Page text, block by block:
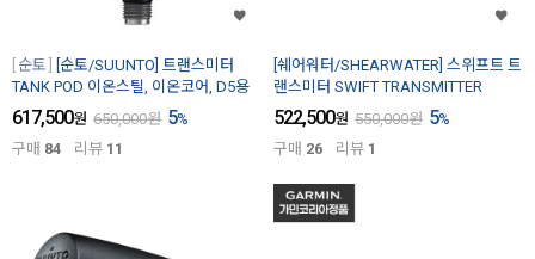
순토
[순토/SUUNTO] 트랜스미터
TANK POD 이온스틸, 이온코어, D5용
617,500원 650,000원 5%
구매 84 리뷰 11
[쉐어워터/SHEARWATER] 스위프트 트
랜스미터 SWIFT TRANSMITTER
522,500원 550,000원 5%
구매 26 리뷰 1